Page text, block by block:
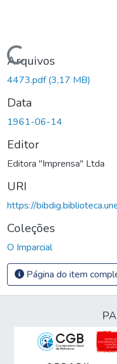
Carregando...
Arquivos
4473.pdf(3,17 MB)
Data
1961-06-14
Editor
Editora "Imprensa" Ltda
URI
https://
Coleções
O Imparcial
Página do item